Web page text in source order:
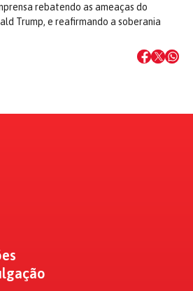
rebatendo as ameaças do
Trump, e reafirmando a soberania